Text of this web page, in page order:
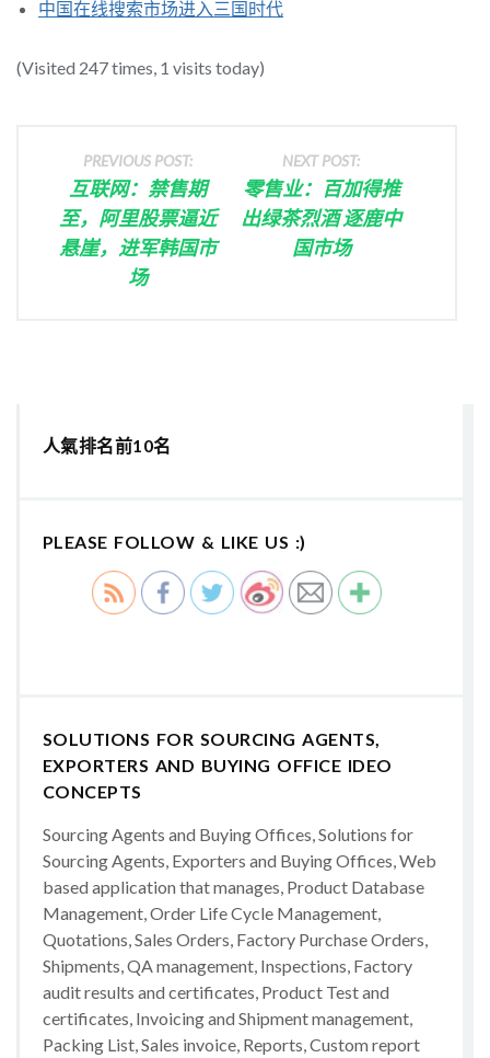
中国在线搜索市场进入三国时代
(Visited 247 times, 1 visits today)
PREVIOUS POST:
互联网：禁售期
至，阿里股票逼近
悬崖，进军韩国市
场
NEXT POST:
零售业：百加得推
出绿茶烈酒 逐鹿中
国市场
人氣排名前10名
PLEASE FOLLOW & LIKE US :)
SOLUTIONS FOR SOURCING AGENTS,
EXPORTERS AND BUYING OFFICE IDEO
CONCEPTS
Sourcing Agents and Buying Offices, Solutions for
Sourcing Agents, Exporters and Buying Offices, Web
based application that manages, Product Database
Management, Order Life Cycle Management,
Quotations, Sales Orders, Factory Purchase Orders,
Shipments, QA management, Inspections, Factory
audit results and certificates, Product Test and
certificates, Invoicing and Shipment management,
Packing List, Sales invoice, Reports, Custom report